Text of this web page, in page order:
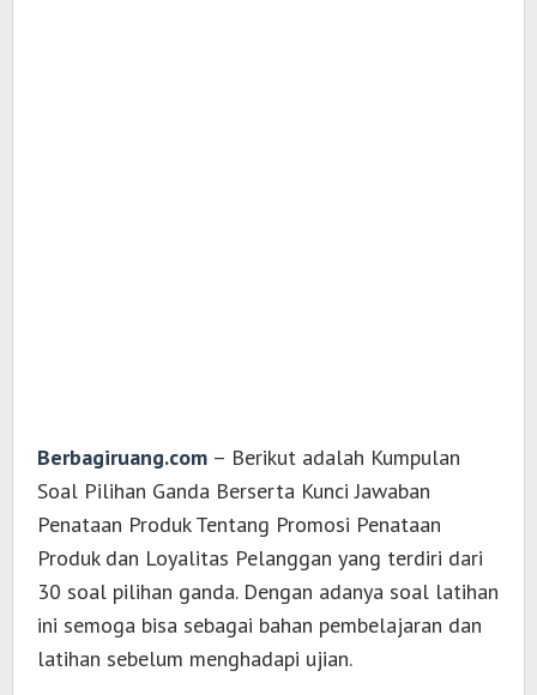
Berbagiruang.com – Berikut adalah Kumpulan
Soal Pilihan Ganda Berserta Kunci Jawaban
Penataan Produk Tentang Promosi Penataan
Produk dan Loyalitas Pelanggan yang terdiri dari
30 soal pilihan ganda. Dengan adanya soal latihan
ini semoga bisa sebagai bahan pembelajaran dan
latihan sebelum menghadapi ujian.